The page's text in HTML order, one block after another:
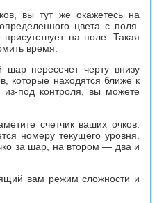
вы тут же окажетесь на
цвета с поля.
на поле. Такая
время.
шар пересечет черту внизу
которые находятся ближе к
из-под контроля, вы можете
счетчик ваших очков.
номеру текущего уровня.
за шар, на втором — два и
вам режим сложности и